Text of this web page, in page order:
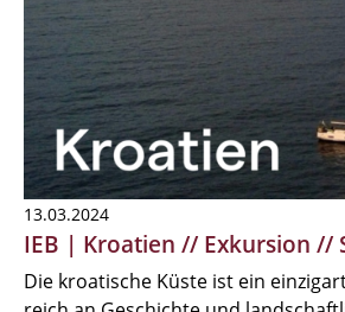
13.03.2024
IEB | Kroatien // Exkursion //
Die kroatische Küste ist ein